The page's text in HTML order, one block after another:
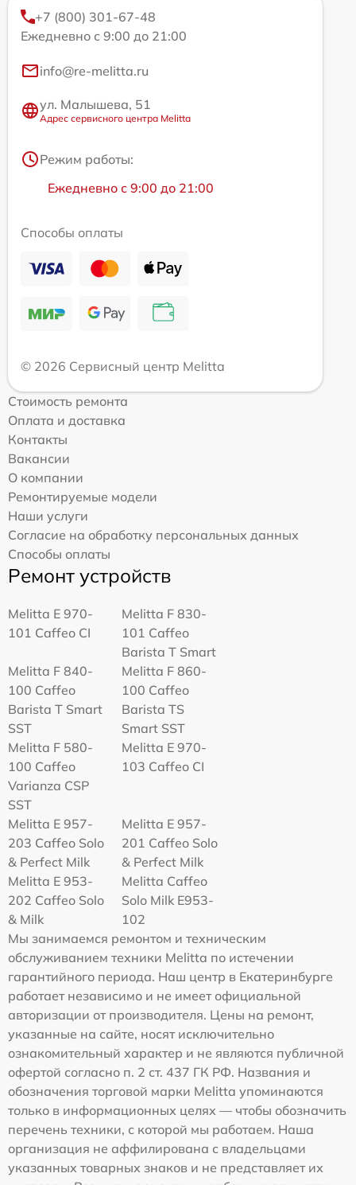
+7 (800) 301-67-48
Ежедневно с 9:00 до 21:00
info@re-melitta.ru
ул. Малышева, 51
Адрес сервисного центра Melitta
Режим работы:
Ежедневно с 9:00 до 21:00
Способы оплаты
© 2026 Сервисный центр Melitta
Стоимость ремонта
Оплата и доставка
Контакты
Вакансии
О компании
Ремонтируемые модели
Наши услуги
Согласие на обработку персональных данных
Способы оплаты
Ремонт устройств
Melitta Е 970-
101 Caffeo CI
Melitta F 830-
101 Caffeo
Barista T Smart
Melitta F 840-
100 Caffeo
Barista T Smart
SST
Melitta F 860-
100 Caffeo
Barista TS
Smart SST
Melitta F 580-
100 Caffeo
Varianza CSP
SST
Melitta Е 970-
103 Caffeo CI
Melitta E 957-
203 Caffeo Solo
& Perfect Milk
Melitta E 957-
201 Caffeo Solo
& Perfect Milk
Melitta Е 953-
202 Caffeo Solo
& Milk
Melitta Caffeo
Solo Milk E953-
102
Мы занимаемся ремонтом и техническим
обслуживанием техники Melitta по истечении
гарантийного периода. Наш центр в Екатеринбурге
работает независимо и не имеет официальной
авторизации от производителя. Цены на ремонт,
указанные на сайте, носят исключительно
ознакомительный характер и не являются публичной
офертой согласно п. 2 ст. 437 ГК РФ. Названия и
обозначения торговой марки Melitta упоминаются
только в информационных целях — чтобы обозначить
перечень техники, с которой мы работаем. Наша
организация не аффилирована с владельцами
указанных товарных знаков и не представляет их